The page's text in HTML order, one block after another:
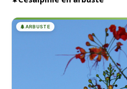
🌲ARBUSTE